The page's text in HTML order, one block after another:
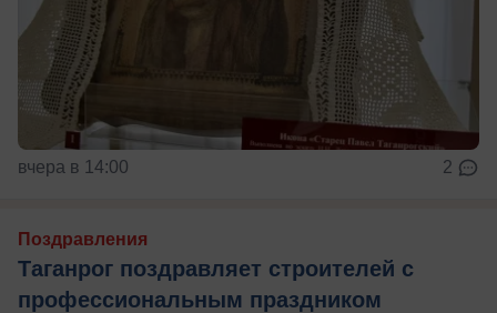
вчера в 14:00 2
Поздравления
Таганрог поздравляет строителей с
профессиональным праздником